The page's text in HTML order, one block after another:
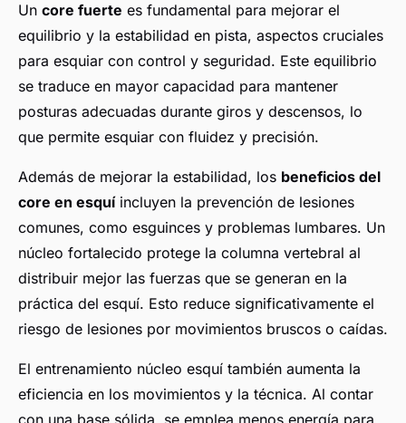
Un core fuerte es fundamental para mejorar el
equilibrio y la estabilidad en pista, aspectos cruciales
para esquiar con control y seguridad. Este equilibrio
se traduce en mayor capacidad para mantener
posturas adecuadas durante giros y descensos, lo
que permite esquiar con fluidez y precisión.
Además de mejorar la estabilidad, los beneficios del
core en esquíincluyen la prevención de lesiones
comunes, como esguinces y problemas lumbares. Un
núcleo fortalecido protege la columna vertebral al
distribuir mejor las fuerzas que se generan en la
práctica del esquí. Esto reduce significativamente el
riesgo de lesiones por movimientos bruscos o caídas.
El entrenamiento núcleo esquí también aumenta la
eficiencia en los movimientos y la técnica. Al contar